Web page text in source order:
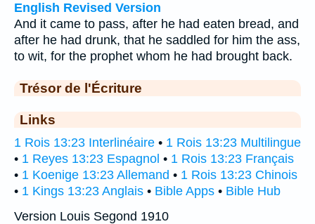
English Revised Version
And it came to pass, after he had eaten bread, and
after he had drunk, that he saddled for him the ass,
to wit, for the prophet whom he had brought back.
Trésor de l'Écriture
Links
1 Rois 13:23 Interlinéaire • 1 Rois 13:23 Multilingue
• 1 Reyes 13:23 Espagnol • 1 Rois 13:23 Français
• 1 Koenige 13:23 Allemand • 1 Rois 13:23 Chinois
• 1 Kings 13:23 Anglais • Bible Apps • Bible Hub
Version Louis Segond 1910